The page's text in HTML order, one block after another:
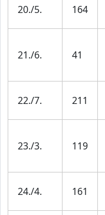
20./5. 164
21./6. 41
22./7. 211
23./3. 119
24./4. 161